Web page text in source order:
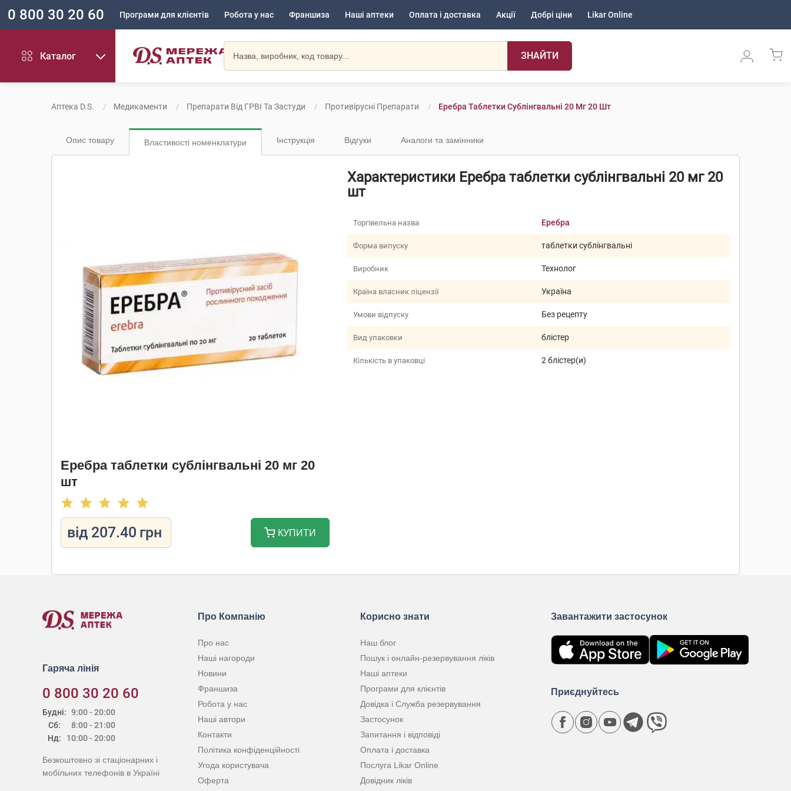
0 800 30 20 60 Програми для клієнтів Робота у нас Франшиза Наші аптеки Оплата і доставка Акції Добрі ціни Likar Online
Каталог ЗНАЙТИ
Аптека D.S. Медикаменти Препарати Від ГРВІ Та Застуди Противірусні Препарати Еребра Таблетки Сублінгвальні 20 Мг 20 Шт
Опис товару Властивості номенклатури Інструкція Відгуки Аналоги та замінники
Еребра таблетки сублінгвальні 20 мг 20
шт
від 207.40 грн КУПИТИ
Характеристики Еребра таблетки сублінгвальні 20 мг 20
шт
Торгівельна назва Еребра
Форма випуску таблетки сублінгвальні
Виробник Технолог
Країна власник ліцензії Україна
Умови відпуску Без рецепту
Вид упаковки блістер
Кількість в упаковці 2 блістер(и)
Гаряча лінія
0 800 30 20 60
Будні:
Сб:
Нд:
9:00 - 20:00
8:00 - 21:00
10:00 - 20:00
Безкоштовно зі стаціонарних і
мобільних телефонів в Україні
Про Компанію
Про нас
Наші нагороди
Новини
Франшиза
Робота у нас
Наші автори
Контакти
Політика конфіденційності
Угода користувача
Оферта
Корисно знати
Наш блог
Пошук і онлайн-резервування ліків
Наші аптеки
Програми для клієнтів
Довідка і Служба резервування
Застосунок
Запитання і відповіді
Оплата і доставка
Послуга Likar Online
Довідник ліків
Завантажити застосунок
Приєднуйтесь